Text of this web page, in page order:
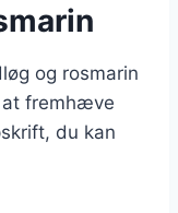
og rosmarin
at fremhæve
du kan